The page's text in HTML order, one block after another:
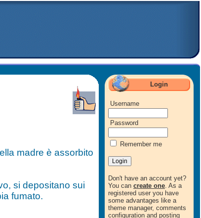
madre è assorbito
si depositano sui
fumato.
Login
Username
Password
Remember me
Don't have an account yet?
You can create one. As a
registered user you have
some advantages like a
theme manager, comments
configuration and posting